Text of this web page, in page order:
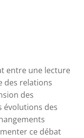
entre une lecture
des relations
des
évolutions des
ce débat